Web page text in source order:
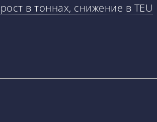
в тоннах, снижение в TEU